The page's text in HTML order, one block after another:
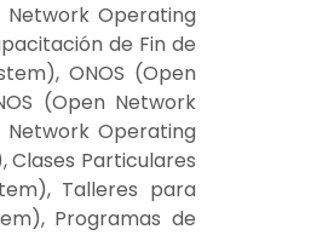
Operating
de Fin de
ONOS (Open
(Open Network
Operating
Clases Particulares
Talleres para
Programas de